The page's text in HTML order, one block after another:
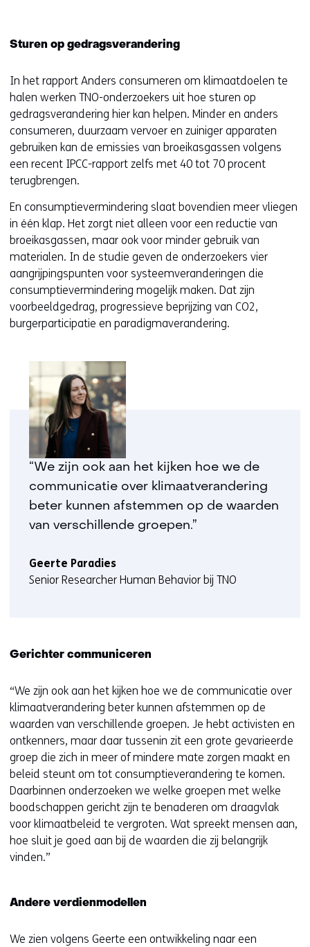
Sturen op gedragsverandering
In het rapport Anders consumeren om klimaatdoelen te
halen werken TNO-onderzoekers uit hoe sturen op
gedragsverandering hier kan helpen. Minder en anders
consumeren, duurzaam vervoer en zuiniger apparaten
gebruiken kan de emissies van broeikasgassen volgens
een recent IPCC-rapport zelfs met 40 tot 70 procent
terugbrengen.
En consumptievermindering slaat bovendien meer vliegen
in één klap. Het zorgt niet alleen voor een reductie van
broeikasgassen, maar ook voor minder gebruik van
materialen. In de studie geven de onderzoekers vier
aangrijpingspunten voor systeemveranderingen die
consumptievermindering mogelijk maken. Dat zijn
voorbeeldgedrag, progressieve beprijzing van CO2,
burgerparticipatie en paradigmaverandering.
“We zijn ook aan het kijken hoe we de
communicatie over klimaatverandering
beter kunnen afstemmen op de waarden
van verschillende groepen.”
Geerte Paradies
Senior Researcher Human Behavior bij TNO
Gerichter communiceren
“We zijn ook aan het kijken hoe we de communicatie over
klimaatverandering beter kunnen afstemmen op de
waarden van verschillende groepen. Je hebt activisten en
ontkenners, maar daar tussenin zit een grote gevarieerde
groep die zich in meer of mindere mate zorgen maakt en
beleid steunt om tot consumptieverandering te komen.
Daarbinnen onderzoeken we welke groepen met welke
boodschappen gericht zijn te benaderen om draagvlak
voor klimaatbeleid te vergroten. Wat spreekt mensen aan,
hoe sluit je goed aan bij de waarden die zij belangrijk
vinden.”
Andere verdienmodellen
We zien volgens Geerte een ontwikkeling naar een